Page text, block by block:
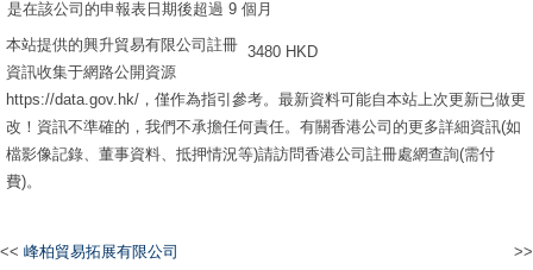
是在該公司的申報表日期後超過 9 個月
3480 HKD
本站提供的興升貿易有限公司註冊
資訊收集于網路公開資源
https://data.gov.hk/，僅作為指引參考。最新資料可能自本站上次更新已做更
改！資訊不準確的，我們不承擔任何責任。有關香港公司的更多詳細資訊(如
檔影像記錄、董事資料、抵押情況等)請訪問香港公司註冊處網查詢(需付
費)。
<< 峰柏貿易拓展有限公司 >>